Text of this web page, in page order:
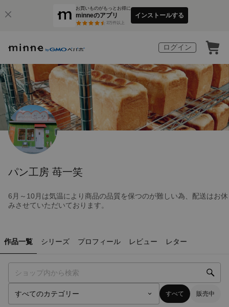
お買いものがもっとお得に
minneのアプリ
3万件以上
インストールする
ログイン
パン工房 苺一笑
6月～10月は気温により商品の品質を保つのが難しい為、配送はお休
みさせていただいております。
作品一覧 シリーズ プロフィール レビュー レター
すべて 販売中